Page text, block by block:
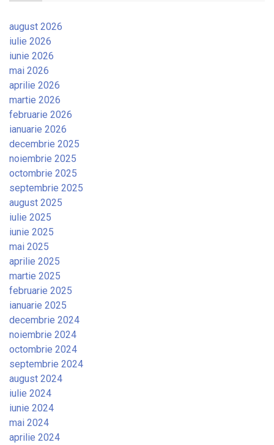
august 2026
iulie 2026
iunie 2026
mai 2026
aprilie 2026
martie 2026
februarie 2026
ianuarie 2026
decembrie 2025
noiembrie 2025
octombrie 2025
septembrie 2025
august 2025
iulie 2025
iunie 2025
mai 2025
aprilie 2025
martie 2025
februarie 2025
ianuarie 2025
decembrie 2024
noiembrie 2024
octombrie 2024
septembrie 2024
august 2024
iulie 2024
iunie 2024
mai 2024
aprilie 2024